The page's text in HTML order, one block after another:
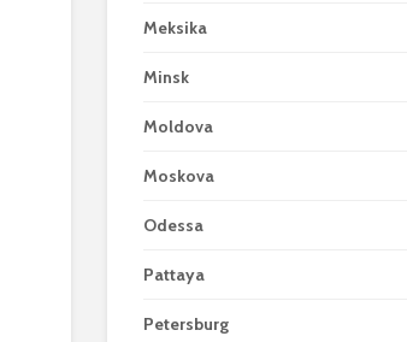
Meksika
Minsk
Moldova
Moskova
Odessa
Pattaya
Petersburg